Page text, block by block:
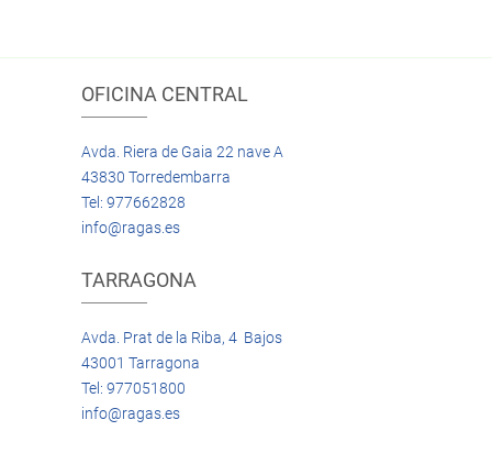
OFICINA CENTRAL
Avda. Riera de Gaia 22 nave A
43830 Torredembarra
Tel: 977662828
info@ragas.es
TARRAGONA
Avda. Prat de la Riba, 4 Bajos
43001 Tarragona
Tel: 977051800
info@ragas.es